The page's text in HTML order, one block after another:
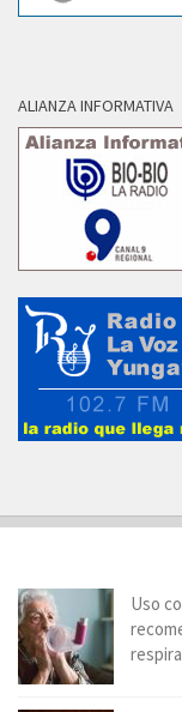
ALIANZA INFORMATIVA
Uso